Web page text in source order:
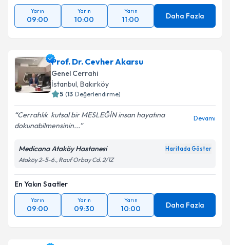
Yarın
09:00
Yarın
10:00
Yarın
11:00 Daha Fazla
Prof. Dr. Cevher Akarsu
Genel Cerrahi
İstanbul, Bakırköy
5 (13 Değerlendirme)
Cerrahlık ️ kutsal bir MESLEĞİN insan hayatına
dokunabilmensinin...
Devamı
Medicana Ataköy Hastanesi Haritada Göster
Ataköy 2-5-6., Rauf Orbay Cd. 2/1Z
En Yakın Saatler
Yarın
09:00
Yarın
09:30
Yarın
10:00 Daha Fazla